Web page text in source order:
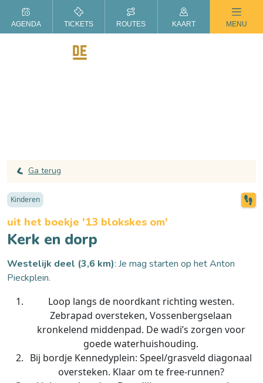
ZOMER IN DE LANGSTRAAT
Ga terug
Kinderen
uit het boekje '13 blokskes om'
Kerk en dorp
Westelijk deel (3,6 km): Je mag starten op het Anton
Pieckplein.
Loop langs de noordkant richting westen.
Zebrapad oversteken, Vossenbergselaan
kronkelend middenpad. De wadi’s zorgen voor
goede waterhuishouding.
Bij bordje Kennedyplein: Speel/grasveld diagonaal
oversteken. Klaar om te free-runnen?
AGENDA TICKETS ROUTES KAART MENU